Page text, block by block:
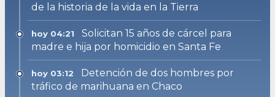
de la historia de la vida en la Tierra
hoy 04:21
Solicitan 15 años de cárcel para
madre e hija por homicidio en Santa Fe
hoy 03:12
Detención de dos hombres por
tráfico de marihuana en Chaco